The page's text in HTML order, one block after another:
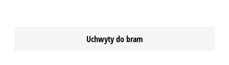
Uchwyty do bram